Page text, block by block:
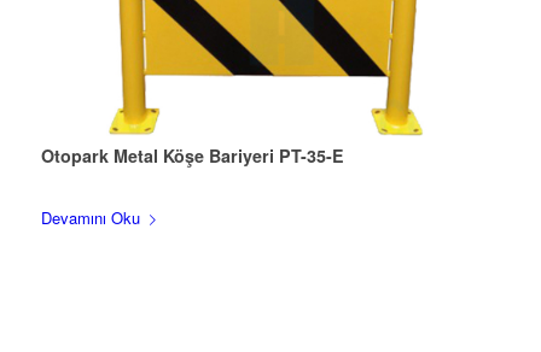
Otopark Metal Köşe Bariyeri PT-35-E
Devamını Oku